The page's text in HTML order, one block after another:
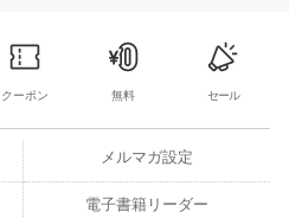
クーポン 無料 セール
メルマガ設定
電子書籍リーダー